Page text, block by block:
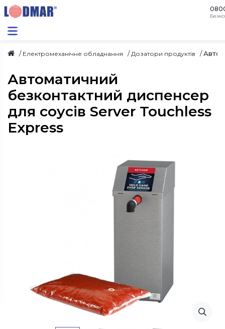
Електромеханічне обладнання Дозатори продуктів
Автоматичний
безконтактний диспенсер
для соусів Server Touchless
Express